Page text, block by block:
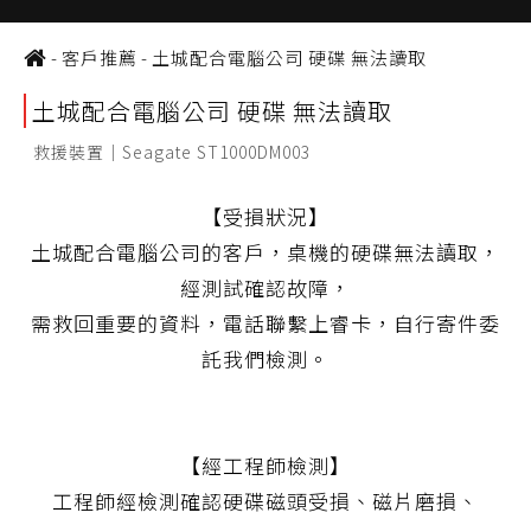
-客戶推薦 - 土城配合電腦公司 硬碟 無法讀取
土城配合電腦公司 硬碟 無法讀取
救援裝置｜Seagate ST1000DM003
【受損狀況】
土城配合電腦公司的客戶，桌機的硬碟無法讀取，
經測試確認故障，
需救回重要的資料，電話聯繫上睿卡，自行寄件委
託我們檢測。
【經工程師檢測】
工程師經檢測確認硬碟磁頭受損、磁片磨損、